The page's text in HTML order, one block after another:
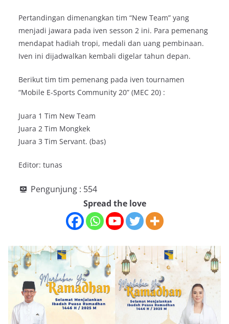
Pertandingan dimenangkan tim “New Team” yang
menjadi jawara pada iven sesson 2 ini. Para pemenang
mendapat hadiah tropi, medali dan uang pembinaan.
Iven ini dijadwalkan kembali digelar tahun depan.
Berikut tim tim pemenang pada iven tournamen
“Mobile E-Sports Community 20” (MEC 20) :
Juara 1 Tim New Team
Juara 2 Tim Mongkek
Juara 3 Tim Servant. (bas)
Editor: tunas
Pengunjung : 554
Spread the love